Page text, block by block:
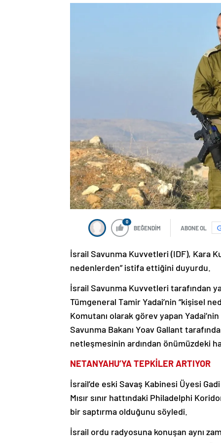
0
BEĞENDİM ABONE OL
İsrail Savunma Kuvvetleri (IDF), Kara
nedenlerden” istifa ettiğini duyurdu.
İsrail Savunma Kuvvetleri tarafından
Tümgeneral Tamir Yadai’nin “kişisel
Komutanı olarak görev yapan
Savunma Bakanı Yoav Gallant
netleşmesinin ardından önümüzdeki
NETANYAHU’YA TEPKİLER ARTIYOR
İsrail’de eski Savaş Kabinesi Üyesi
Mısır sınır hattındaki Philadelphi
bir saptırma olduğunu söyledi.
İsrail ordu radyosuna konuşan aynı